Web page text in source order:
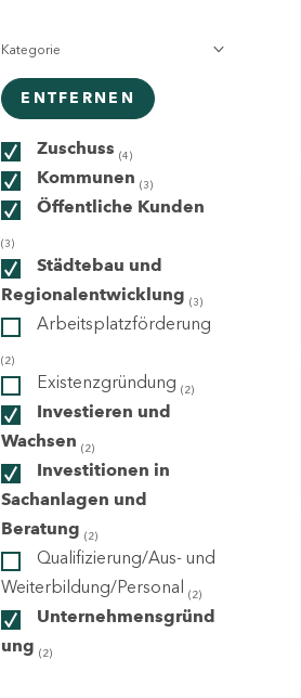
Kategorie
ENTFERNEN
Zuschuss (4)
Kommunen (3)
Öffentliche Kunden
(3)
Städtebau und
Regionalentwicklung (3)
Arbeitsplatzförderung
(2)
Existenzgründung (2)
Investieren und
Wachsen (2)
Investitionen in
Sachanlagen und
Beratung (2)
Qualifizierung/Aus- und
Weiterbildung/Personal (2)
Unternehmensgründ
ung (2)